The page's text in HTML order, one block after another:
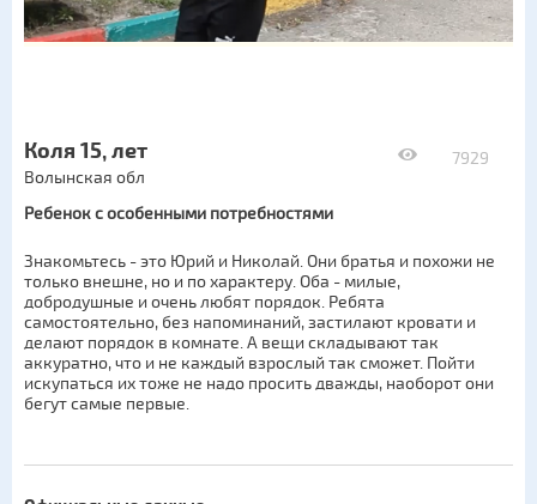
7929
Коля 15, лет
Волынская обл
Ребенок с особенными потребностями
Знакомьтесь - это Юрий и Николай. Они братья и похожи не
только внешне, но и по характеру. Оба - милые,
добродушные и очень любят порядок. Ребята
самостоятельно, без напоминаний, застилают кровати и
делают порядок в комнате. А вещи складывают так
аккуратно, что и не каждый взрослый так сможет. Пойти
искупаться их тоже не надо просить дважды, наоборот они
бегут самые первые.